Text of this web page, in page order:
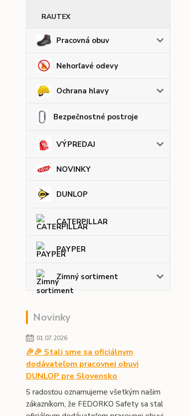
RAUTEX
Pracovná obuv
Nehorľavé odevy
Ochrana hlavy
Bezpečnostné postroje
VÝPREDAJ
NOVINKY
DUNLOP
CATERPILLAR
PAYPER
Zimný sortiment
Novinky
01.07.2026
🎉🎉 Stali sme sa oficiálnym
dodávateľom pracovnej obuvi
DUNLOP pre Slovensko
S radosťou oznamujeme všetkým našim
zákazníkom, že FEDORKO Safety sa stal